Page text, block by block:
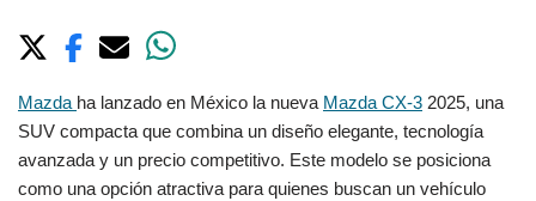
Mazda ha lanzado en México la nueva Mazda CX-3 2025, una
SUV compacta que combina un diseño elegante, tecnología
avanzada y un precio competitivo. Este modelo se posiciona
como una opción atractiva para quienes buscan un vehículo